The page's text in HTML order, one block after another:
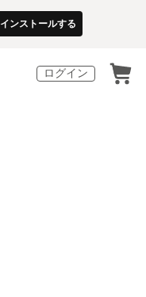
インストールする
ログイン